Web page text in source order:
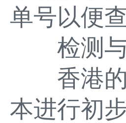
单号以便
检测与
香港的
本进行初